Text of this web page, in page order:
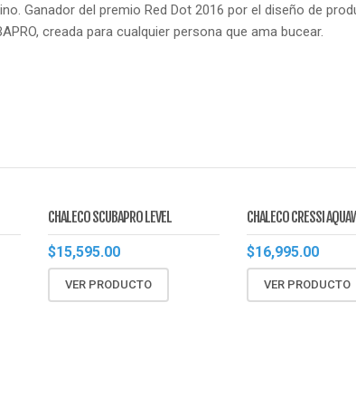
Ganador del premio Red Dot 2016 por el diseño de
creada para cualquier persona que ama bucear.
CHALECO SCUBAPRO LEVEL
$15,595.00
VER PRODUCTO
CHALECO CRESSI
$16,995.00
VER PRODUCTO